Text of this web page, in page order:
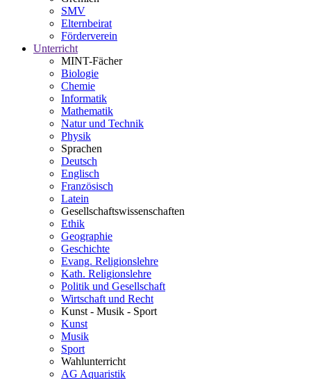
SMV
Elternbeirat
Förderverein
Unterricht
MINT-Fächer
Biologie
Chemie
Informatik
Mathematik
Natur und Technik
Physik
Sprachen
Deutsch
Englisch
Französisch
Latein
Gesellschaftswissenschaften
Ethik
Geographie
Geschichte
Evang. Religionslehre
Kath. Religionslehre
Politik und Gesellschaft
Wirtschaft und Recht
Kunst - Musik - Sport
Kunst
Musik
Sport
Wahlunterricht
AG Aquaristik